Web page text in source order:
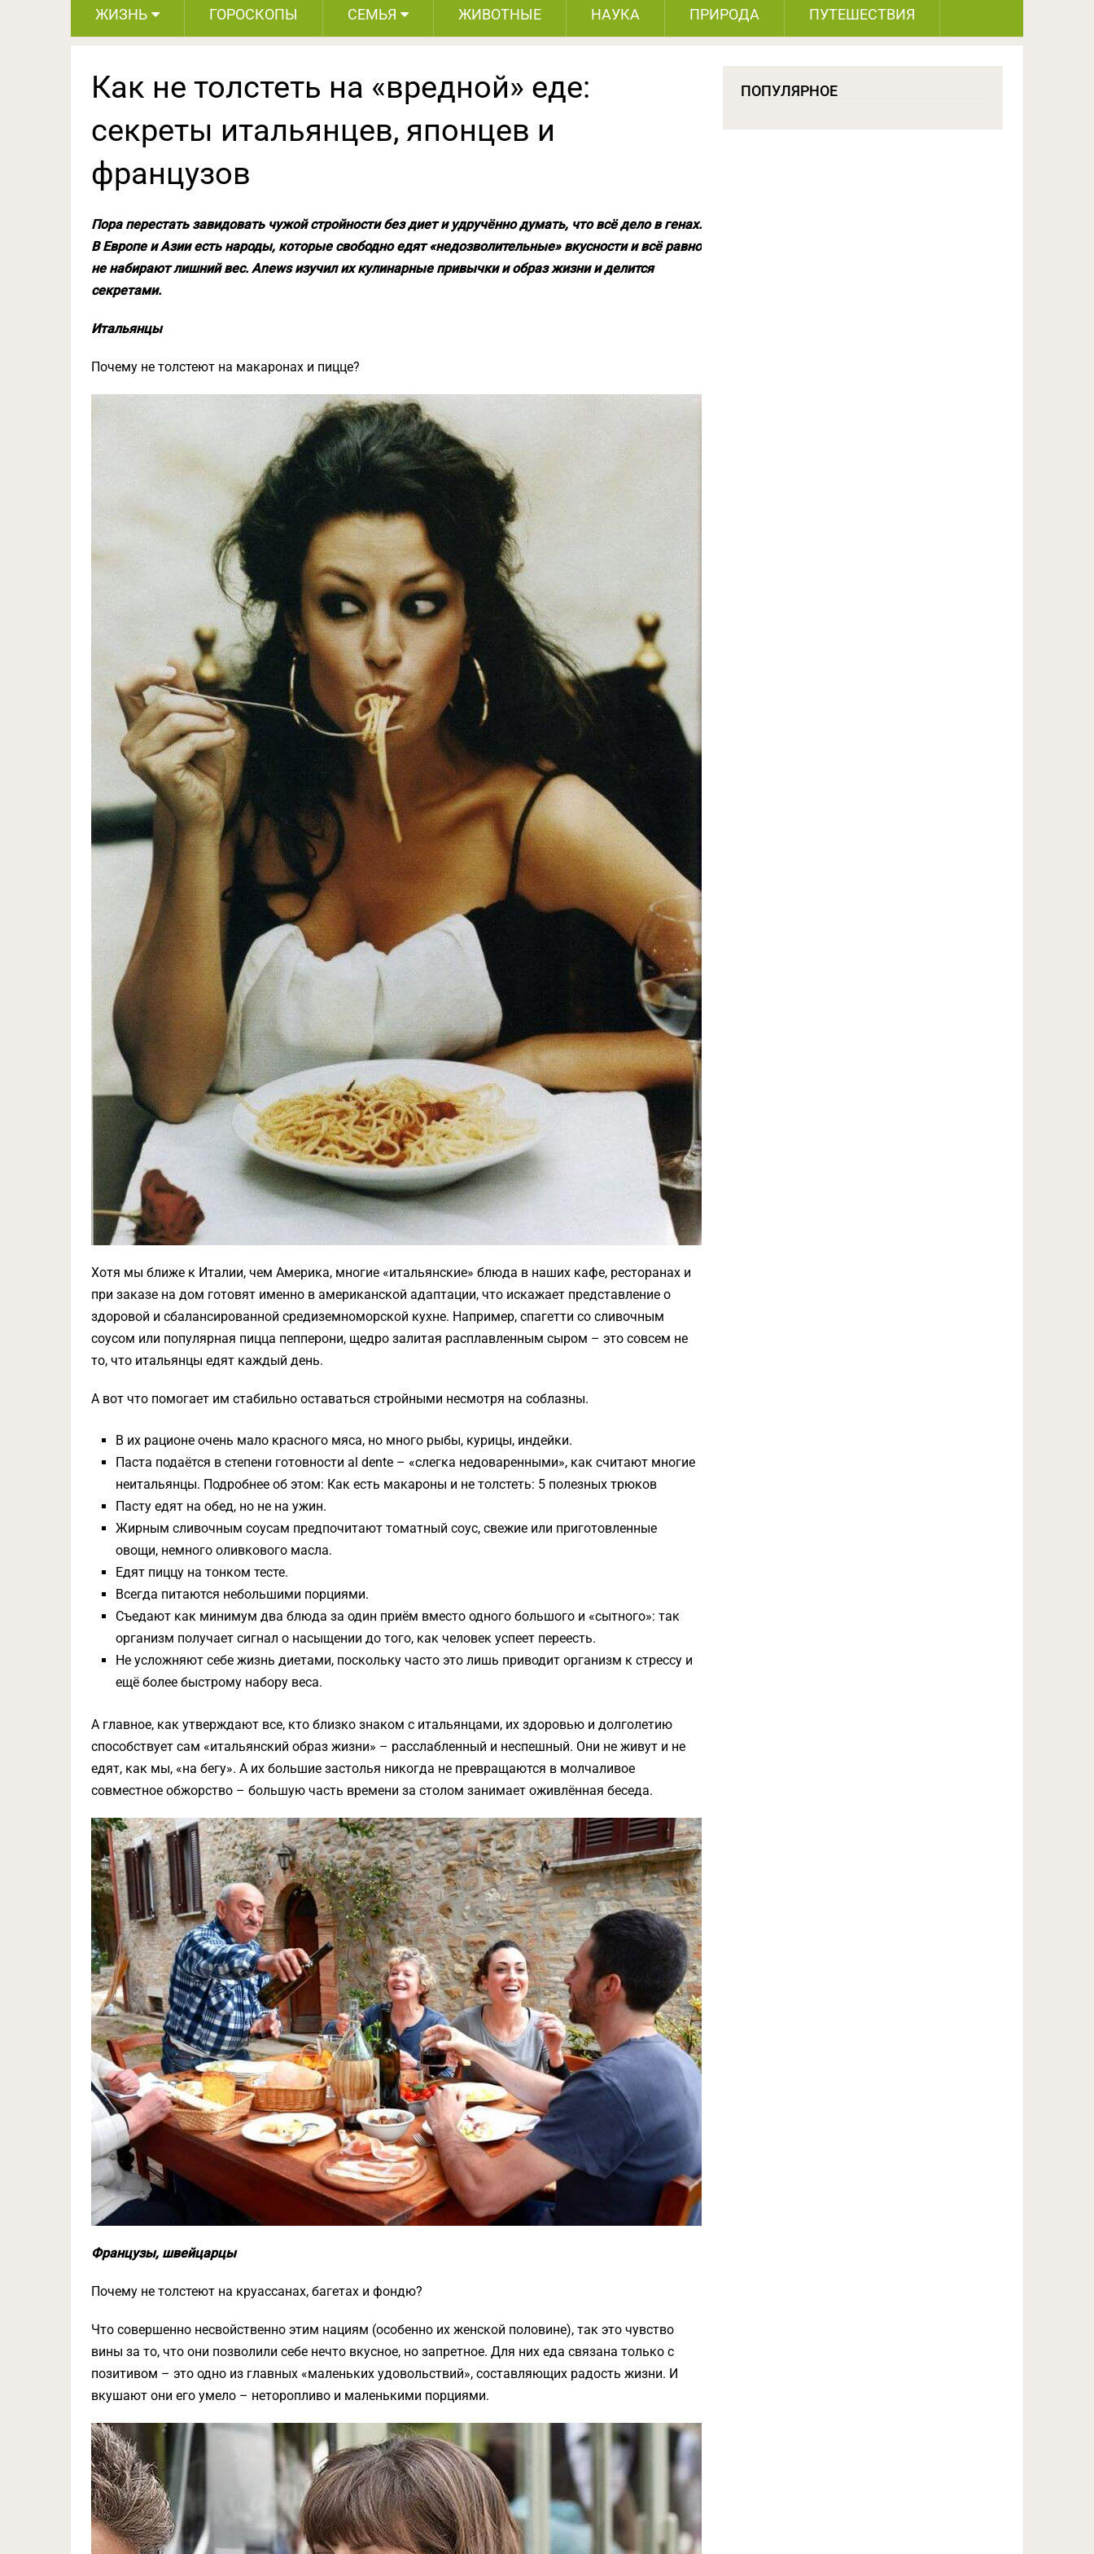
ЖИЗНЬ ГОРОСКОПЫ СЕМЬЯ ЖИВОТНЫЕ НАУКА ПРИРОДА ПУТЕШЕСТВИЯ
Как не толстеть на «вредной» еде:
секреты итальянцев, японцев и
французов
Пора перестать завидовать чужой стройности без диет и удручённо думать, что всё дело в генах.
В Европе и Азии есть народы, которые свободно едят «недозволительные» вкусности и всё равно
не набирают лишний вес. Anews изучил их кулинарные привычки и образ жизни и делится
секретами.
Итальянцы
Почему не толстеют на макаронах и пицце?
Хотя мы ближе к Италии, чем Америка, многие «итальянские» блюда в наших кафе, ресторанах и
при заказе на дом готовят именно в американской адаптации, что искажает представление о
здоровой и сбалансированной средиземноморской кухне. Например, спагетти со сливочным
соусом или популярная пицца пепперони, щедро залитая расплавленным сыром – это совсем не
то, что итальянцы едят каждый день.
А вот что помогает им стабильно оставаться стройными несмотря на соблазны.
В их рационе очень мало красного мяса, но много рыбы, курицы, индейки.
Паста подаётся в степени готовности al dente – «слегка недоваренными», как считают многие
неитальянцы. Подробнее об этом: Как есть макароны и не толстеть: 5 полезных трюков
Пасту едят на обед, но не на ужин.
Жирным сливочным соусам предпочитают томатный соус, свежие или приготовленные
овощи, немного оливкового масла.
Едят пиццу на тонком тесте.
Всегда питаются небольшими порциями.
Съедают как минимум два блюда за один приём вместо одного большого и «сытного»: так
организм получает сигнал о насыщении до того, как человек успеет переесть.
Не усложняют себе жизнь диетами, поскольку часто это лишь приводит организм к стрессу и
ещё более быстрому набору веса.
А главное, как утверждают все, кто близко знаком с итальянцами, их здоровью и долголетию
способствует сам «итальянский образ жизни» – расслабленный и неспешный. Они не живут и не
едят, как мы, «на бегу». А их большие застолья никогда не превращаются в молчаливое
совместное обжорство – большую часть времени за столом занимает оживлённая беседа.
Французы, швейцарцы
Почему не толстеют на круассанах, багетах и фондю?
Что совершенно несвойственно этим нациям (особенно их женской половине), так это чувство
вины за то, что они позволили себе нечто вкусное, но запретное. Для них еда связана только с
позитивом – это одно из главных «маленьких удовольствий», составляющих радость жизни. И
вкушают они его умело – неторопливо и маленькими порциями.
ПОПУЛЯРНОЕ